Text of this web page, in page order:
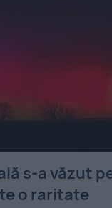
s-a văzut
o raritate